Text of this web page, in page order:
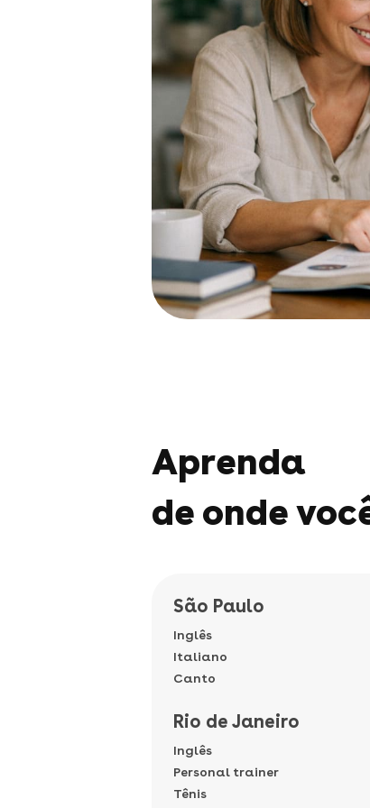
Aprenda
de onde
São Paulo
Inglês
Italiano
Canto
Rio de Janeiro
Inglês
Personal trainer
Tênis